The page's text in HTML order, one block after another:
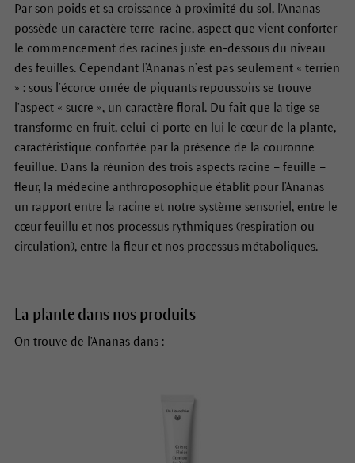
Par son poids et sa croissance à proximité du sol, l’Ananas
possède un caractère terre-racine, aspect que vient conforter
le commencement des racines juste en-dessous du niveau
des feuilles. Cependant l’Ananas n’est pas seulement « terrien
» : sous l’écorce ornée de piquants repoussoirs se trouve
l’aspect « sucre », un caractère floral. Du fait que la tige se
transforme en fruit, celui-ci porte en lui le cœur de la plante,
caractéristique confortée par la présence de la couronne
feuillue. Dans la réunion des trois aspects racine – feuille –
fleur, la médecine anthroposophique établit pour l’Ananas
un rapport entre la racine et notre système sensoriel, entre le
cœur feuillu et nos processus rythmiques (respiration ou
circulation), entre la fleur et nos processus métaboliques.
La plante dans nos produits
On trouve de l’Ananas dans :